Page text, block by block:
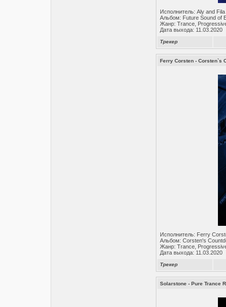
Исполнитель: Aly and Fila
Альбом: Future Sound of
Жанр: Trance,
Дата выхода: 11.03.2020
Трекер
Ferry Corsten - Corsten`s
Исполнитель: Ferry
Альбом: Corsten's
Жанр: Trance,
Дата выхода: 11.03.2020
Трекер
Solarstone - Pure Trance